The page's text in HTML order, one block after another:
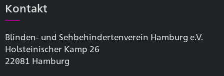
Kontakt
Blinden- und Sehbehinderten­verein Hamburg e.V.
Holsteinischer Kamp 26
22081 Hamburg